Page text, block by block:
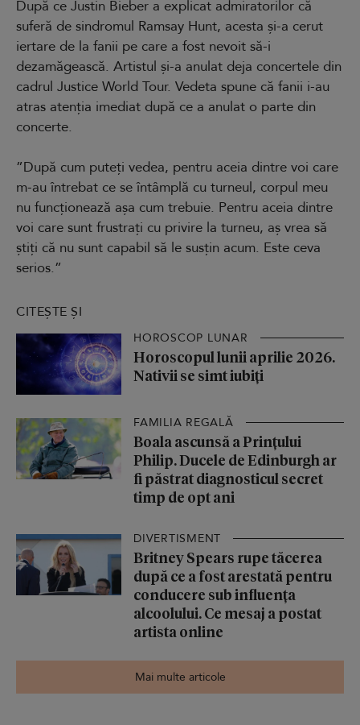
După ce Justin Bieber a explicat admiratorilor că
suferă de sindromul Ramsay Hunt, acesta și-a cerut
iertare de la fanii pe care a fost nevoit să-i
dezamăgească. Artistul și-a anulat deja concertele din
cadrul Justice World Tour. Vedeta spune că fanii i-au
atras atenția imediat după ce a anulat o parte din
concerte.
”După cum puteți vedea, pentru aceia dintre voi care
m-au întrebat ce se întâmplă cu turneul, corpul meu
nu funcționează așa cum trebuie. Pentru aceia dintre
voi care sunt frustrați cu privire la turneu, aș vrea să
știți că nu sunt capabil să le susțin acum. Este ceva
serios.”
CITEȘTE ȘI
HOROSCOP LUNAR
Horoscopul lunii aprilie 2026.
Nativii se simt iubiți
FAMILIA REGALĂ
Boala ascunsă a Prințului
Philip. Ducele de Edinburgh ar
fi păstrat diagnosticul secret
timp de opt ani
DIVERTISMENT
Britney Spears rupe tăcerea
după ce a fost arestată pentru
conducere sub influența
alcoolului. Ce mesaj a postat
artista online
Mai multe articole